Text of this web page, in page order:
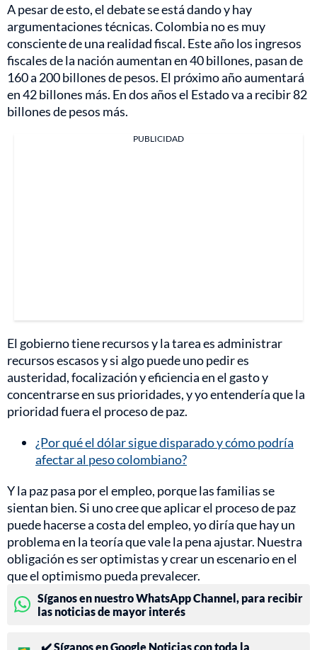
A pesar de esto, el debate se está dando y hay
argumentaciones técnicas. Colombia no es muy
consciente de una realidad fiscal. Este año los ingresos
fiscales de la nación aumentan en 40 billones, pasan de
160 a 200 billones de pesos. El próximo año aumentará
en 42 billones más. En dos años el Estado va a recibir 82
billones de pesos más.
PUBLICIDAD
El gobierno tiene recursos y la tarea es administrar
recursos escasos y si algo puede uno pedir es
austeridad, focalización y eficiencia en el gasto y
concentrarse en sus prioridades, y yo entendería que la
prioridad fuera el proceso de paz.
¿Por qué el dólar sigue disparado y cómo podría
afectar al peso colombiano?
Y la paz pasa por el empleo, porque las familias se
sientan bien. Si uno cree que aplicar el proceso de paz
puede hacerse a costa del empleo, yo diría que hay un
problema en la teoría que vale la pena ajustar. Nuestra
obligación es ser optimistas y crear un escenario en el
que el optimismo pueda prevalecer.
Síganos en nuestro WhatsApp Channel, para recibir
las noticias de mayor interés
✔️ Síganos en Google Noticias con toda la